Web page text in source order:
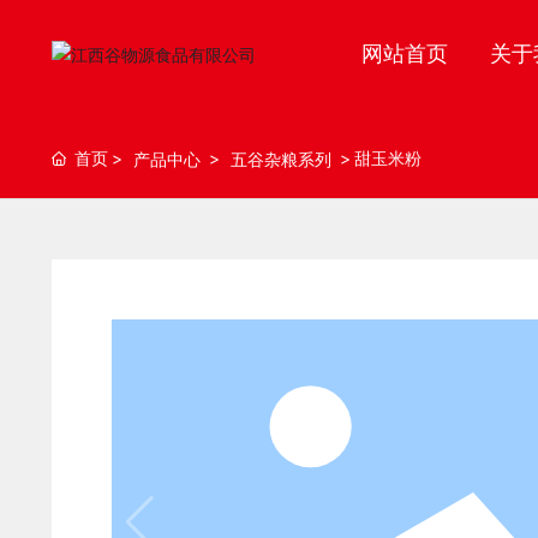
网站首页 关
首页 产品中心 五谷杂粮系列 甜玉米粉